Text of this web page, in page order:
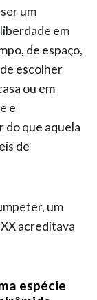
um
em
de espaço,
escolher
ou em
e
do que aquela
de
um
acreditava
espécie